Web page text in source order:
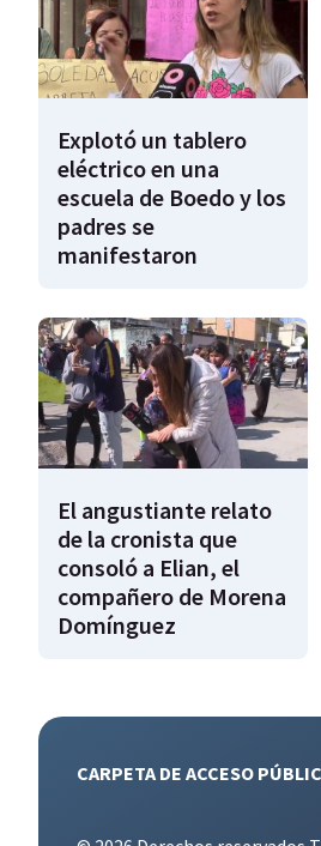
Explotó un tablero
eléctrico en una
escuela de Boedo y los
padres se
manifestaron
El angustiante relato
de la cronista que
consoló a Elian, el
compañero de Morena
Domínguez
CARPETA DE ACCESO